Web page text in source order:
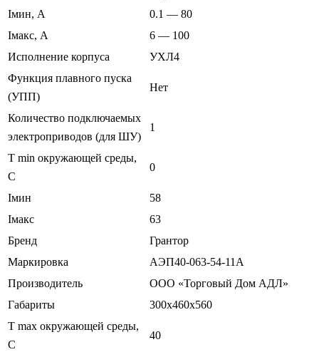
Iмин, А
0.1 — 80
Iмакс, А
6 — 100
Исполнение корпуса
УХЛ4
Функция плавного пуска
(УПП)
Нет
Количество подключаемых
электроприводов (для ШУ)
1
T min окружающей среды,
C
0
Iмин
58
Iмакс
63
Бренд
Грантор
Маркировка
АЭП40-063-54-11А
Производитель
ООО «Торговый Дом АДЛ»
Габариты
300х460х560
T max окружающей среды,
С
40